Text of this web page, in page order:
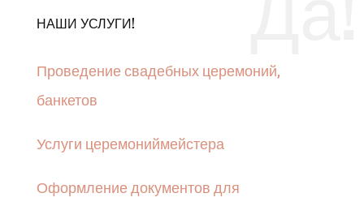
НАШИ УСЛУГИ!
Проведение свадебных церемоний,
банкетов
Услуги церемониймейстера
Оформление документов для